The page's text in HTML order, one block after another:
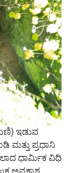
ಇಡುವ
ಮತ್ತು ಪ್ರಧಾನಿ
ಧಾರ್ಮಿಕ ವಿಧಿ
ಅವಕಾಶ